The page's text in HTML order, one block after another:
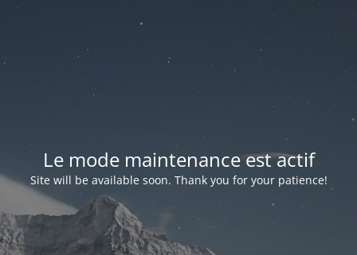
Le mode maintenance est actif
Site will be available soon. Thank you for your patience!